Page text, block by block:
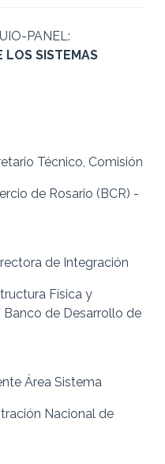
PANEL:
LOS SISTEMAS
Técnico, Comisión
de Rosario (BCR) -
de Integración
Física y
Banco de Desarrollo de
Área Sistema
Nacional de